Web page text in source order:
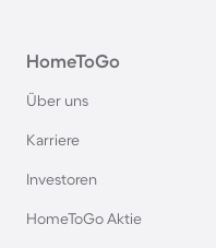
HomeToGo
Über uns
Karriere
Investoren
HomeToGo Aktie